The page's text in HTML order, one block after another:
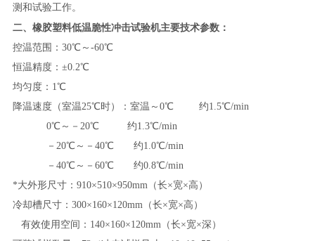
测和试验工作。
二、 橡胶塑料低温脆性冲击试验机主要技术参数：
控温范围：30℃～-60℃
恒温精度：±0.2℃
均匀度：1℃
降温速度（室温25℃时）：室温～0℃ 约1.5℃/min
0℃～－20℃ 约1.3℃/min
－20℃～－40℃ 约1.0℃/min
－40℃～－60℃ 约0.8℃/min
*大外形尺寸：910×510×950mm（长×宽×高）
冷却槽尺寸：300×160×120mm（长×宽×高）
有效使用空间：140×160×120mm（长×宽×深）